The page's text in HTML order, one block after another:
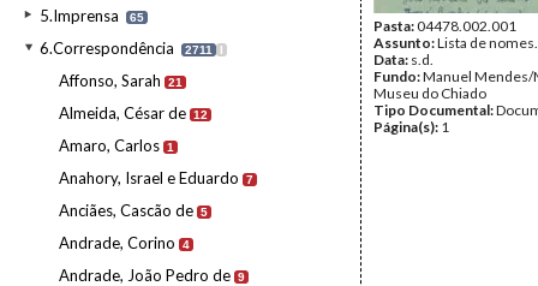
5.Imprensa 65
6.Correspondência 2711 I
Affonso, Sarah 21
Almeida, César de 12
Amaro, Carlos 1
Anahory, Israel e Eduardo 7
Anciães, Cascão de 5
Andrade, Corino 4
Andrade, João Pedro de 9
Pasta:04478.002.001
Assunto:Lista de nomes.
Data: s.d.
Fundo:Manuel Mendes/
Museu do Chiado
Tipo Documental:
Página(s): 1